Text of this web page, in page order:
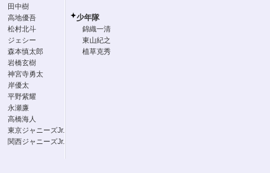
田中樹
高地優吾
松村北斗
ジェシー
森本慎太郎
岩橋玄樹
神宮寺勇太
岸優太
平野紫耀
永瀬廉
高橋海人
東京ジャニーズJr.
関西ジャニーズJr.
少年隊
錦織一清
東山紀之
植草克秀